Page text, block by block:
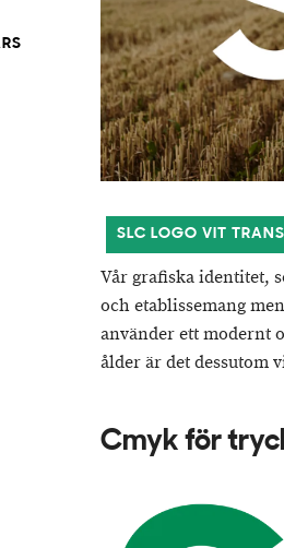
SLC LOGO VIT
Vår grafiska identitet,
och etablissemang
använder ett modernt
ålder är det dessutom
Cmyk för